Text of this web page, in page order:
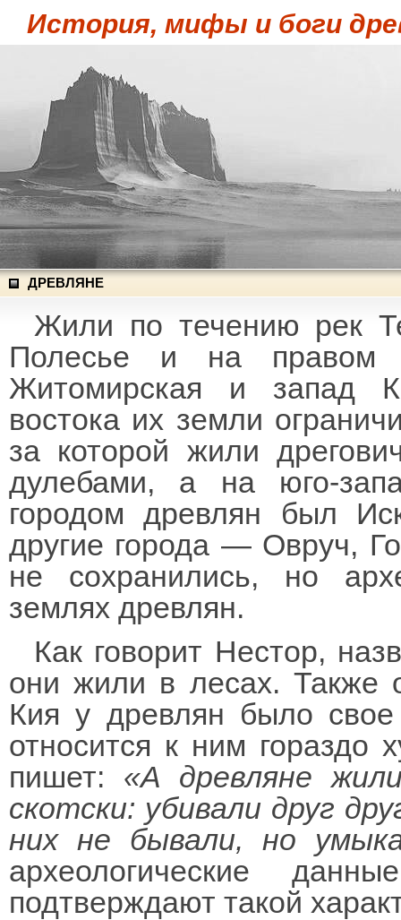
История, мифы и боги
ДРЕВЛЯНЕ
Жили по течению рек
Полесье и на правом
Житомирская и запад
востока их земли
за которой жили
дулебами, а на юго-
городом древлян был
другие города — Овруч,
не сохранились, но
землях древлян.
Как говорит Нестор,
они жили в лесах. Также
Кия у древлян было
относится к ним
пишет: «А древляне
скотски: убивали друг
них не бывали, но
археологические
подтверждают такой